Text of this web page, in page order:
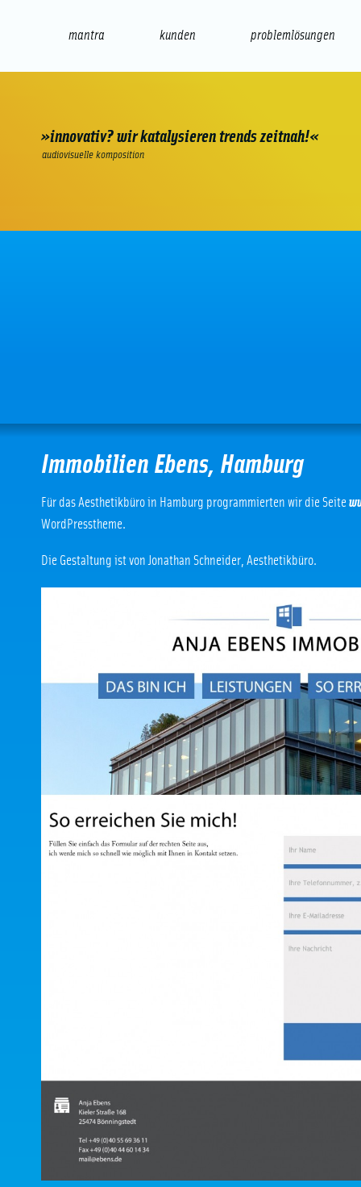
mantra kunden problemlösungen
»innovativ? wir katalysieren trends zeitnah!«
audiovisuelle komposition
Immobilien Ebens, Hamburg
Für das Aesthetikbüro in Hamburg programmierten wir die Seite
WordPresstheme.
Die Gestaltung ist von Jonathan Schneider, Aesthetikbüro.